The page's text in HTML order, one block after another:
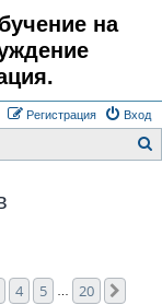
на
Вход
Регистрация
из
4 5 20